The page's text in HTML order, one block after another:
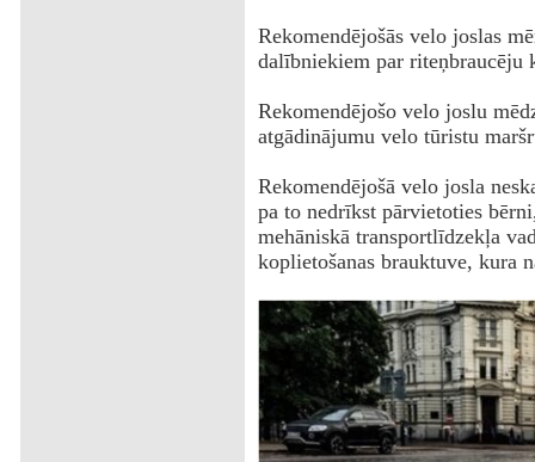
Rekomendējošās velo joslas
dalībniekiem par riteņbraucēju
Rekomendējošo velo joslu
atgādinājumu velo tūristu
Rekomendējošā velo josla
pa to nedrīkst pārvietoties
mehāniskā transportlīdzekļa
koplietošanas brauktuve, kura